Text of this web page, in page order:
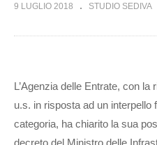
9 LUGLIO 2018 STUDIO SEDIVA
L’Agenzia delle Entrate, con
u.s. in risposta ad un interpello
categoria, ha chiarito la sua
decreto del Ministro delle